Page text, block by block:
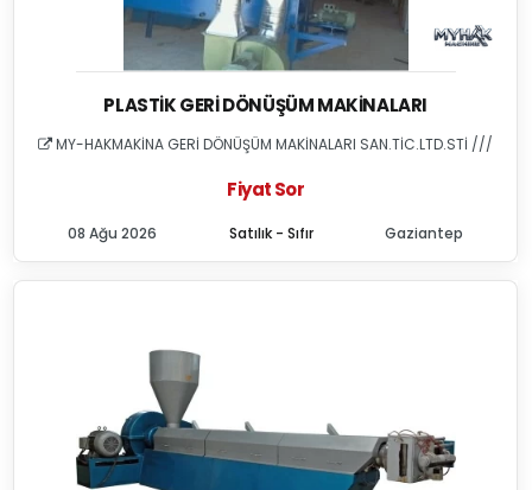
PLASTIK GERI DÖNÜŞÜM MAKINALARI
MY-HAKMAKİNA GERİ DÖNÜŞÜM MAKİNALARI SAN.TİC.LTD.STİ ///
Fiyat Sor
Satılık - Sıfır
08 Ağu 2026 Gaziantep